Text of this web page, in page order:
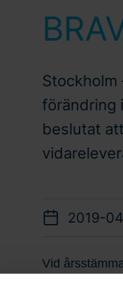
Stockholm
förändring
beslutat
2019-
Vid